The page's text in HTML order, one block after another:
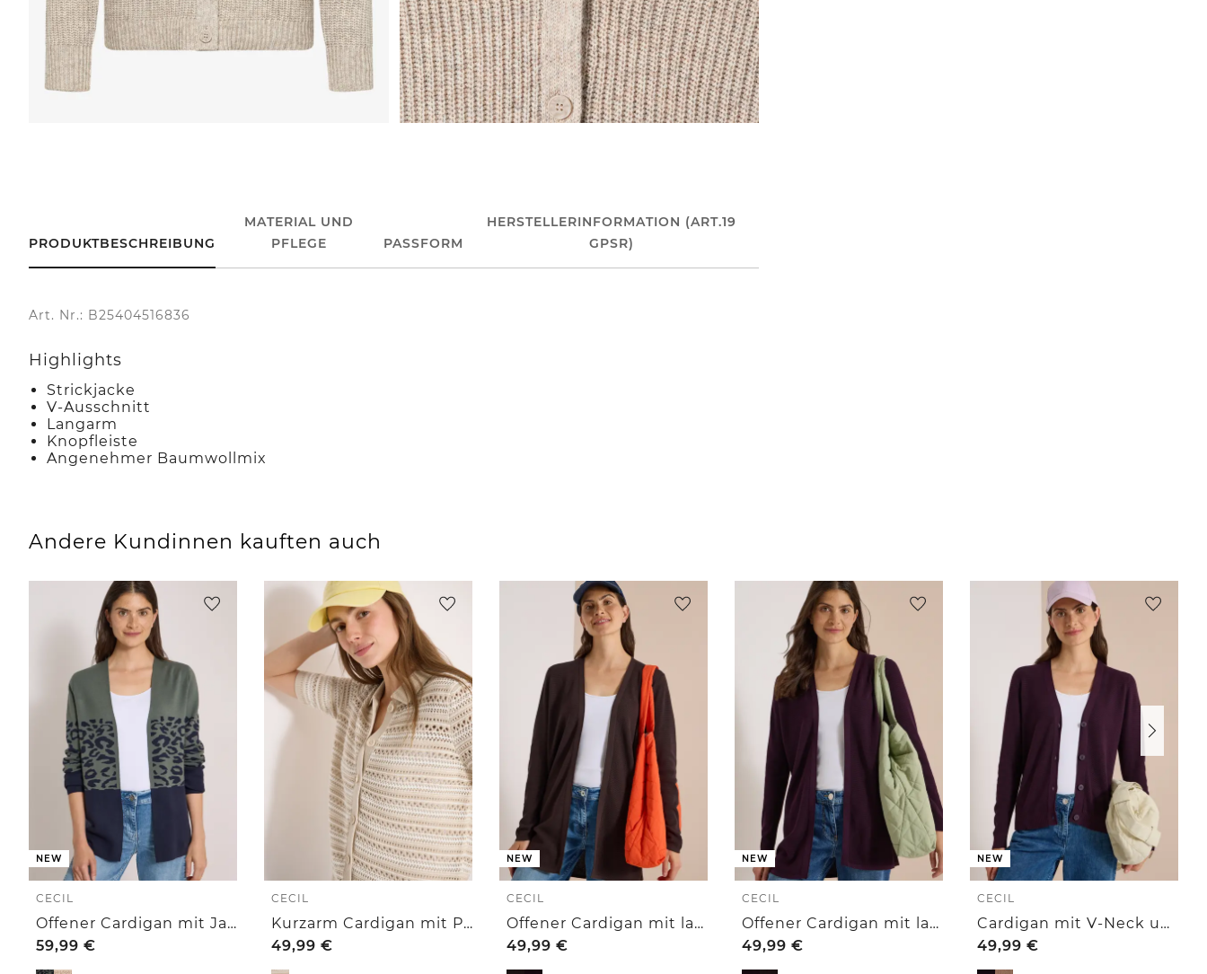
PRODUKTBESCHREIBUNG
MATERIAL UND
PFLEGE
PASSFORM
HERSTELLERINFORMATION (ART.19
GPSR)
Art. Nr.: B25404516836
Highlights
Strickjacke
V-Ausschnitt
Langarm
Knopfleiste
Angenehmer Baumwollmix
Andere Kundinnen kauften auch
NEW
CECIL
Offener Cardigan mit Jacquard-Muster
59,99 €
CECIL
Kurzarm Cardigan mit Polokragen
49,99 €
NEW
CECIL
Offener Cardigan mit langen Ärmeln
49,99 €
NEW
CECIL
Offener Cardigan mit langen Ärmeln
49,99 €
NEW
CECIL
Cardigan mit V-Neck und Struktur
49,99 €